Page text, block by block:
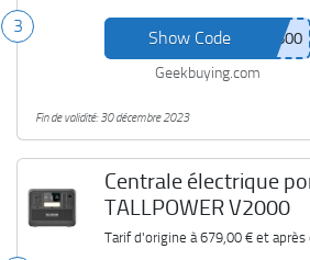
3
Show Code
Geekbuying.com
Fin de validité: 30 décembre 2023
Centrale électrique
TALLPOWER V2000
Tarif d'origine à679,00 €et après